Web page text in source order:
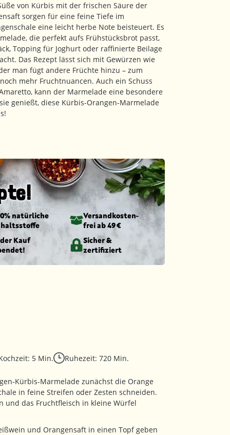
von Kürbis mit der frischen Säure der
sorgen für eine feine Tiefe im
eine leicht herbe Note beisteuert. Es
die perfekt aufs Frühstücksbrot passt,
Topping für Joghurt oder raffinierte Beilage
Das Rezept lässt sich mit Gewürzen wie
man fügt andere Früchte hinzu – zum
mehr Fruchtnuancen. Auch ein Schuss
kann der Marmelade eine besondere
genießt, diese Kürbis-Orangen-Marmelade
natürliche
Versandkosten­
frei ab 49 €
Kauf
Sicher &
zertifiziert
5 Min. Ruhezeit: 720 Min.
Kürbis-Marmelade zunächst die Orange
in feine Streifen oder Zesten schneiden.
und das Fruchtfleisch in kleine Würfel
und Orangensaft in einen Topf geben